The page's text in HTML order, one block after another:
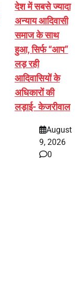
देश में सबसे ज्यादा
अन्याय आदिवासी
समाज के साथ
हुआ, सिर्फ ‘‘आप’’
लड़ रही
आदिवासियों के
अधिकारों की
लड़ाई- केजरीवाल
August
9, 2026
0